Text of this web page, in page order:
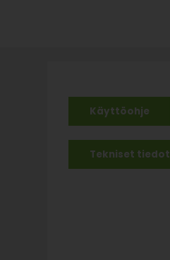
Käyttöohje
Tekniset tiedot